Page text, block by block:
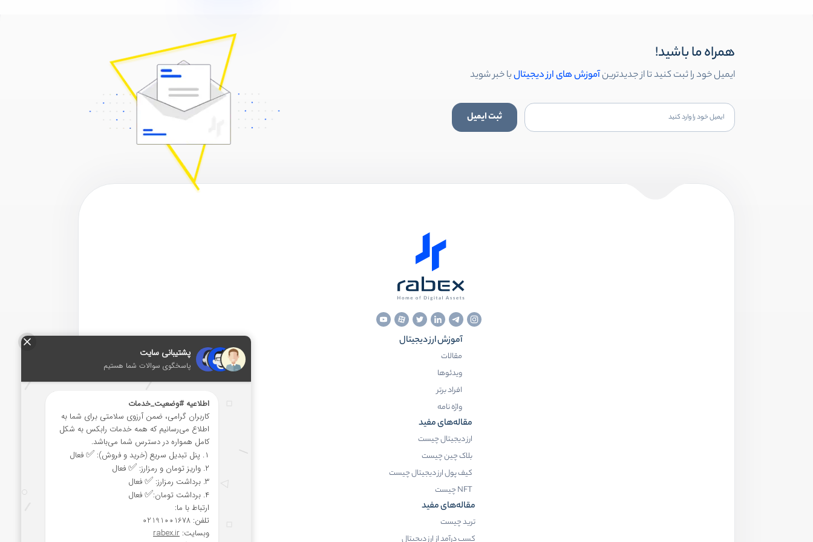
همراه ما باشید!
ایمیل خود را ثبت کنید تا از جدیدترینآموزش های ارز دیجیتالبا خبر شوید
ثبت ایمیل
آموزش ارز دیجیتال
مقالات
ویدئوها
افراد برتر
واژه نامه
مقاله‌های مفید
ارز دیجیتال چیست
بلاک چین چیست
کیف پول ارز دیجیتال چیست
NFT چیست
مقاله‌های مفید
ترید چیست
کسب درآمد از ارز دیجیتال